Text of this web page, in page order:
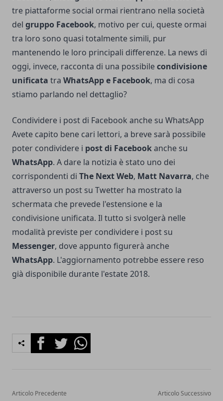
tre piattaforme social ormai rientrano nella società
del gruppo Facebook, motivo per cui, queste ormai
tra loro sono quasi totalmente simili, pur
mantenendo le loro principali differenze. La news di
oggi, invece, racconta di una possibilecondivisione
unificata tra WhatsApp e Facebook, ma di cosa
stiamo parlando nel dettaglio?
Condividere i post di Facebook anche su WhatsApp
Avete capito bene cari lettori, a breve sarà possibile
poter condividere i post di Facebookanche su
WhatsApp. A dare la notizia è stato uno dei
corrispondenti di The Next Web, Matt Navarra, che
attraverso un post su Twetter ha mostrato la
schermata che prevede l'estensione e la
condivisione unificata. Il tutto si svolgerà nelle
modalità previste per condividere i post su
Messenger, dove appunto figurerà anche
WhatsApp. L'aggiornamento potrebbe essere reso
già disponibile durante l'estate 2018.
FacebookTwitterWhatsapp
Articolo Precedente Articolo Successivo